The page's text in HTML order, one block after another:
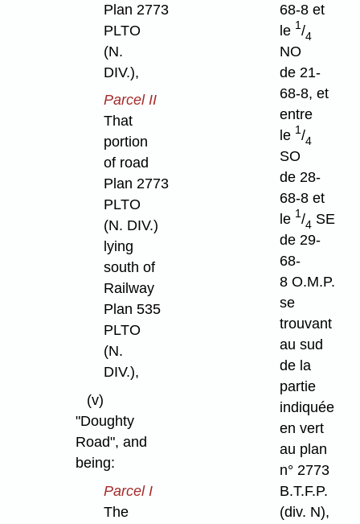
Plan 2773
PLTO
(N.
DIV.),
Parcel II
That
portion
of road
Plan 2773
PLTO
(N. DIV.)
lying
south of
Railway
Plan 535
PLTO
(N.
DIV.),
(v)
"Doughty
Road", and
being:
Parcel I
The
68-8 et
le 1/4
NO
de 21-
68-8, et
entre
le 1/4
SO
de 28-
68-8 et
le 1/4 SE
de 29-
68-
8 O.M.P.
se
trouvant
au sud
de la
partie
indiquée
en vert
au plan
n° 2773
B.T.F.P.
(div. N),